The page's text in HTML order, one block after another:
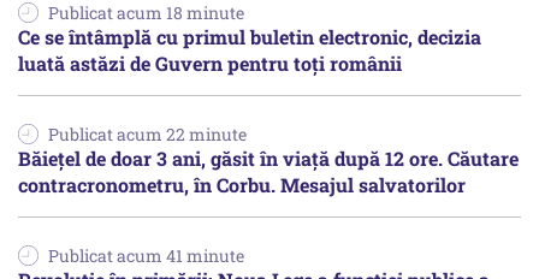
Publicat acum 18 minute
Ce se întâmplă cu primul buletin electronic, decizia
luată astăzi de Guvern pentru toți românii
Publicat acum 22 minute
Băiețel de doar 3 ani, găsit în viață după 12 ore. Căutare
contracronometru, în Corbu. Mesajul salvatorilor
Publicat acum 41 minute